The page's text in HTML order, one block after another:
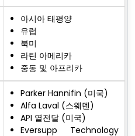
아시아 태평양
유럽
북미
라틴 아메리카
중동 및 아프리카
Parker Hannifin (미국)
Alfa Laval (스웨덴)
API 열전달 (미국)
Eversupp Technology